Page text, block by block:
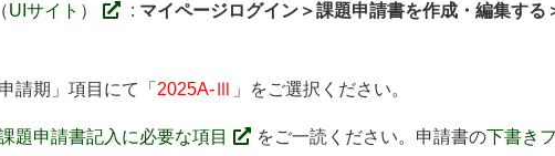
サイト） : マイページログイン＞課題申請書を作成・編集する
請期」項目にて「 2025A-Ⅲ 」をご選択ください。
題申請書記入に必要な項目 をご一読ください。申請書の下書き